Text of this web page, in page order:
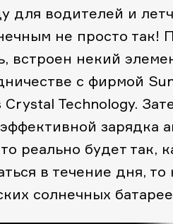
для водителей и
не просто
встроен некий
с фирмой
Crystal Technology.
зарядка
реально будет так,
в течение дня,
солнечных